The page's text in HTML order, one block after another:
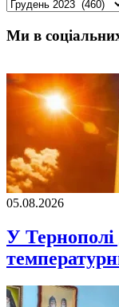
Ми в
05.08.2026
У Тернополі